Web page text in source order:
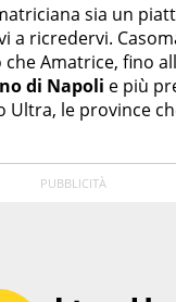
sia un
a ricredervi.
Amatrice, fino
di Napoli e più
Ultra, le province